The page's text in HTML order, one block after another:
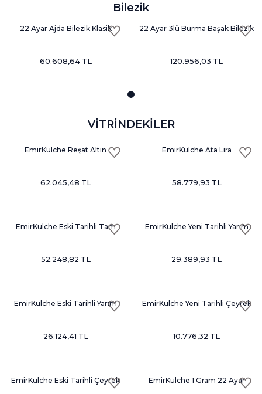
Bilezik
22 Ayar Ajda Bilezik Klasik
60.608,64 TL
22 Ayar 3lü Burma Başak Bilezik
120.956,03 TL
VİTRİNDEKİLER
EmirKulche Reşat Altın
62.045,48 TL
EmirKulche Ata Lira
58.779,93 TL
EmirKulche Eski Tarihli Tam
52.248,82 TL
EmirKulche Yeni Tarihli Yarım
29.389,93 TL
EmirKulche Eski Tarihli Yarım
26.124,41 TL
EmirKulche Yeni Tarihli Çeyrek
10.776,32 TL
EmirKulche Eski Tarihli Çeyrek
EmirKulche 1 Gram 22 Ayar